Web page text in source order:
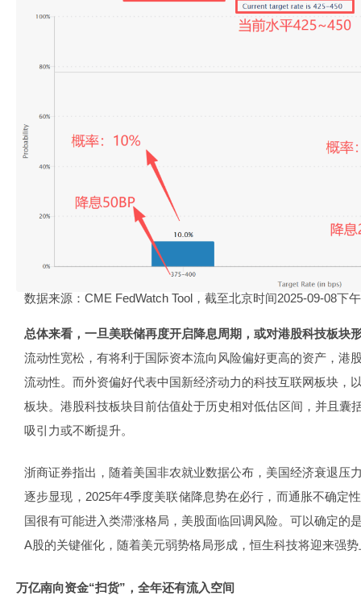
数据来源：CME FedWatch Tool，截至北京时间2025-09-08下
总体来看，一旦美联储再度开启降息周期，或对港股科技板块
流动性宽松，有将利于国际资本流向风险偏好更高的资产，港
流动性。而外资偏好代表中国新经济动力的科技互联网板块，
板块。港股科技板块目前估值处于历史相对低估区间，并且囊
吸引力或不断提升。
浙商证券指出，随着美国非农就业数据公布，美国经济衰退压
逐步显现，2025年4季度美联储降息势在必行，而通胀不确定
国很有可能进入类滞涨格局，美股面临回调风险。可以确定的
A股的关键催化，随着美元弱势格局形成，恒生科技将迎来强
万亿南向资金“扫货”，全年还有流入空间